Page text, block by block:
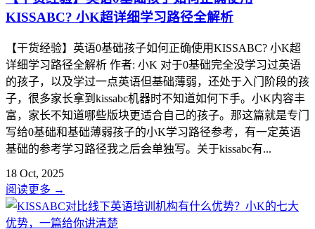
KISSABC? 小K超详细学习路径全解析
【干货经验】英语0基础孩子如何正确使用KISSABC? 小K超
详细学习路径全解析 作者: 小K 对于0基础完全没学习过英语
的孩子，以及学过一点英语但基础薄弱，还处于入门阶段的孩
子，很多家长拿到kissabc机器时不知道如何下手。小K内容丰
富，家长不知道哪些版块更适合自己的孩子。那这篇就是专门
写给0基础和基础薄弱孩子的小K学习路径参考，有一定英语
基础的参考学习路径我之后会单独写。关于kissabc有...
18 Oct, 2025
阅读更多 →